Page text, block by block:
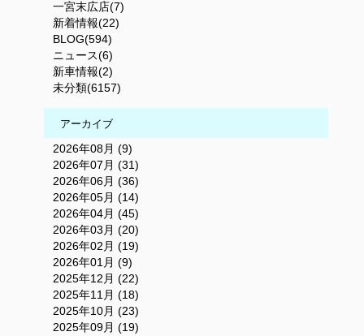
一宮末広店(7)
新着情報(22)
BLOG(594)
ニュース(6)
新車情報(2)
未分類(6157)
アーカイブ
2026年08月 (9)
2026年07月 (31)
2026年06月 (36)
2026年05月 (14)
2026年04月 (45)
2026年03月 (20)
2026年02月 (19)
2026年01月 (9)
2025年12月 (22)
2025年11月 (18)
2025年10月 (23)
2025年09月 (19)